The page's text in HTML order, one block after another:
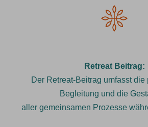
Retreat Beitrag:
Der Retreat-Beitrag umfasst
Begleitung und die
aller gemeinsamen Prozesse